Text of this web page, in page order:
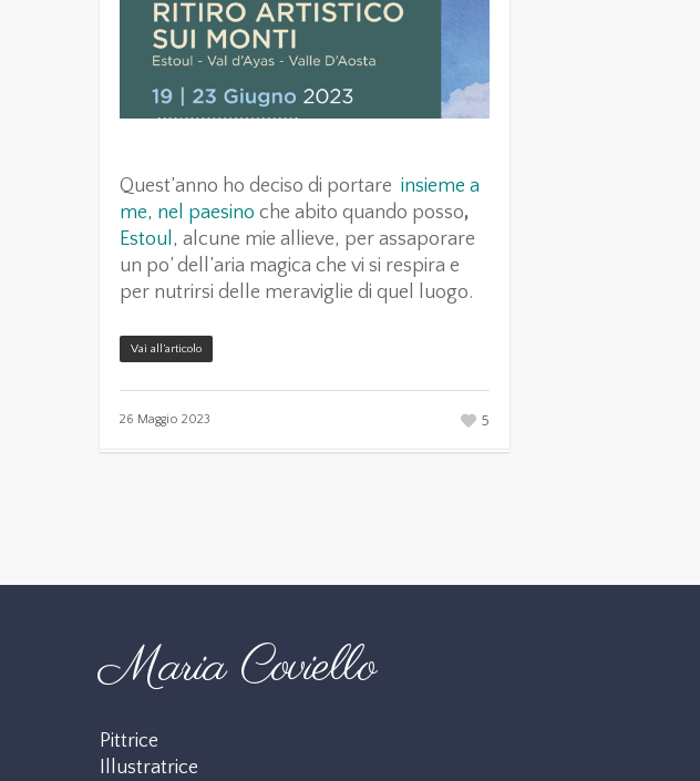
Quest’anno ho deciso di portare insieme a
me, nel paesino che abito quando posso,
Estoul , alcune mie allieve, per assaporare
un po’ dell’aria magica che vi si respira e
per nutrirsi delle meraviglie di quel luogo.
Vai all’articolo
26 Maggio 2023 5
Maria Coviello
Pittrice
Illustratrice